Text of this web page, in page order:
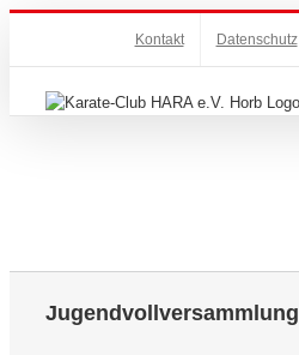
springen
Kontakt Datenschutz
Jugendvollversammlung